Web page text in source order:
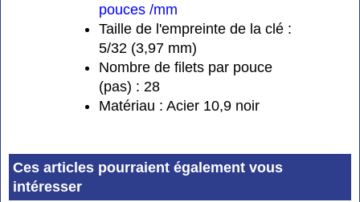
pouces /mm
Taille de l'empreinte de la clé :
5/32 (3,97 mm)
Nombre de filets par pouce
(pas) : 28
Matériau : Acier 10,9 noir
Ces articles pourraient également vous
intéresser